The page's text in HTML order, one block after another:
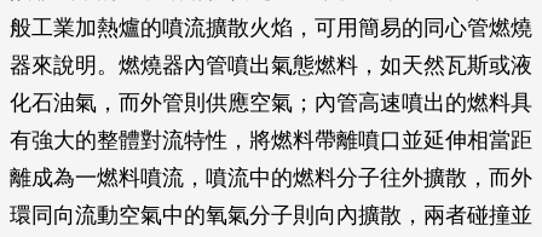
般工業加熱爐的噴流擴散火焰，可用簡易的同心管燃燒
器來說明。燃燒器內管噴出氣態燃料，如天然瓦斯或液
化石油氣，而外管則供應空氣；內管高速噴出的燃料具
有強大的整體對流特性，將燃料帶離噴口並延伸相當距
離成為一燃料噴流，噴流中的燃料分子往外擴散，而外
環同向流動空氣中的氧氣分子則向內擴散，兩者碰撞並